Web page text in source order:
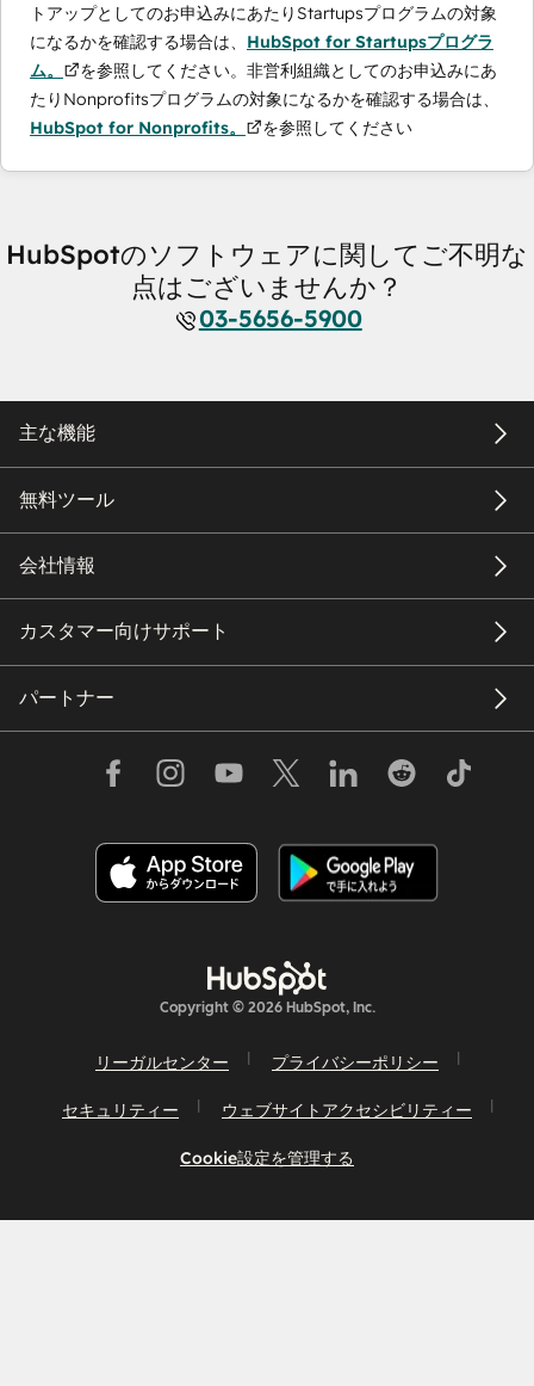
トアップとしてのお申込みにあたりStartupsプログラムの対象
になるかを確認する場合は、 HubSpot for Startupsプログラ
ム。
を参照してください。非営利組織としてのお申込みにあ
たりNonprofitsプログラムの対象になるかを確認する場合は、
HubSpot for Nonprofits。
を参照してください
HubSpotのソフトウェアに関してご不明な
点はございませんか？
03-5656-5900
主な機能
無料ツール
会社情報
カスタマー向けサポート
パートナー
Copyright © 2026 HubSpot, Inc.
リーガルセンター プライバシーポリシー
セキュリティー ウェブサイトアクセシビリティー
Cookie設定を管理する